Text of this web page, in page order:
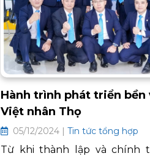
Hành trình phát triển bền
Việt nhân Thọ
05/12/2024 | Tin tức tổng hợp
Từ khi thành lập và chính